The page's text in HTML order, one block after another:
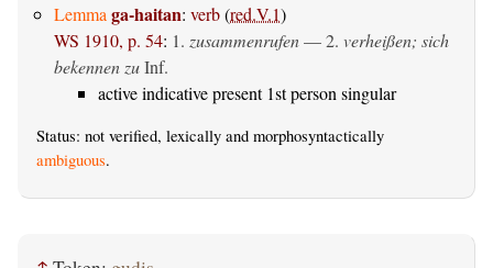
Lemma ga-haitan: verb(red.V.1)
WS 1910, p. 54: 1. zusammenrufen— 2. verheißen; sich
bekennen zuInf.
active indicative present 1st person singular
Status: not verified, lexically and morphosyntactically
ambiguous.